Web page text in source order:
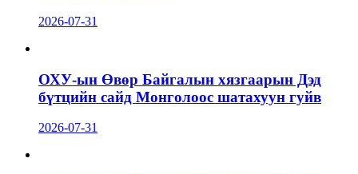
2026-07-31
ОХУ-ын Өвөр Байгалын хязгаарын Дэд
бүтцийн сайд Монголоос шатахуун гуйв
2026-07-31